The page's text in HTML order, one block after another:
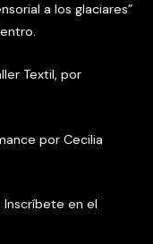
a los glaciares”
Textil, por
por Cecilia
en el